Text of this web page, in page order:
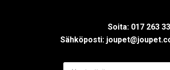
Soita: 017 263
Sähköposti: